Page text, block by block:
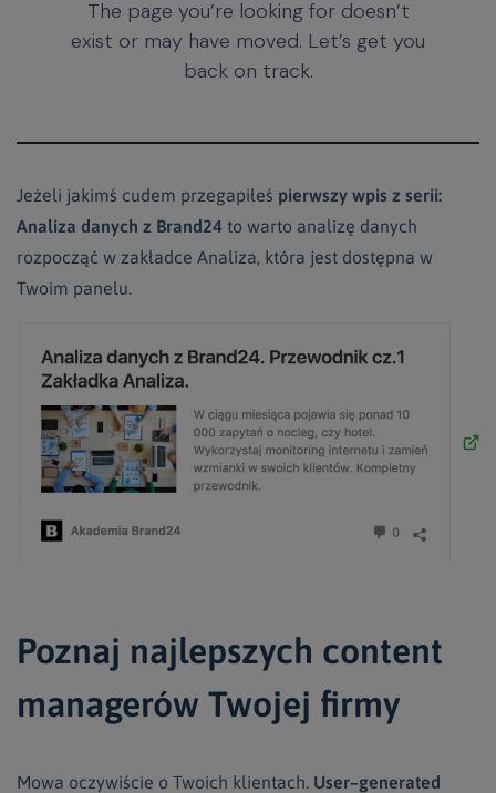
Jeżeli jakimś cudem przegapiłeś pierwszy wpis z serii:
Analiza danych z Brand24 to warto analizę danych
rozpocząć w zakładce Analiza, która jest dostępna w
Twoim panelu.
Poznaj najlepszych content
managerów Twojej firmy
Mowa oczywiście o Twoich klientach. User–generated